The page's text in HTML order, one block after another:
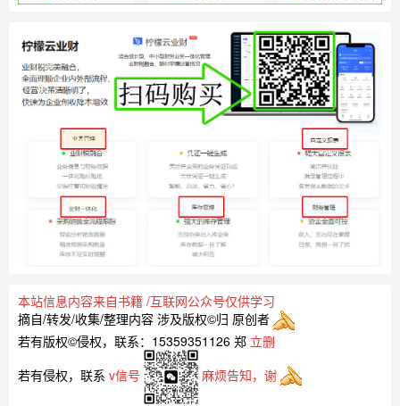
本站信息内容来自书籍 /互联网公众号仅供学习
摘自/转发/收集/整理内容 涉及版权©归 原创者
若有版权©侵权，联系：15359351126 郑 立删
若有侵权，联系 v信号 麻烦告知，谢